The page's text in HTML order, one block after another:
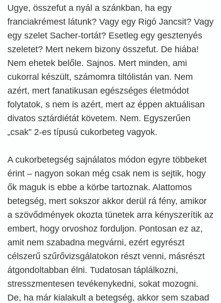
Ugye, összefut a nyál a szánkban, ha egy
franciakrémest látunk? Vagy egy Rigó Jancsit? Vagy
egy szelet Sacher-tortát? Esetleg egy gesztenyés
szeletet? Mert nekem bizony összefut. De hiába!
Nem ehetek belőle. Sajnos. Mert minden, ami
cukorral készült, számomra tiltólistán van. Nem
azért, mert fanatikusan egészséges életmódot
folytatok, s nem is azért, mert az éppen aktuálisan
divatos sztárdiétát követem. Nem. Egyszerűen
„csak” 2-es típusú cukorbeteg vagyok.
A cukorbetegség sajnálatos módon egyre többeket
érint – nagyon sokan még csak nem is sejtik, hogy
ők maguk is ebbe a körbe tartoznak. Alattomos
betegség, mert sokszor akkor derül rá fény, amikor
a szövődmények okozta tünetek arra kényszerítik az
embert, hogy orvoshoz forduljon. Pontosan ez az,
amit nem szabadna megvárni, ezért egyrészt
célszerű szűrővizsgálatokon részt venni, másrészt
átgondoltabban élni. Tudatosan táplálkozni,
stresszmentesen tevékenykedni, sokat mozogni.
De, ha már kialakult a betegség, akkor sem szabad